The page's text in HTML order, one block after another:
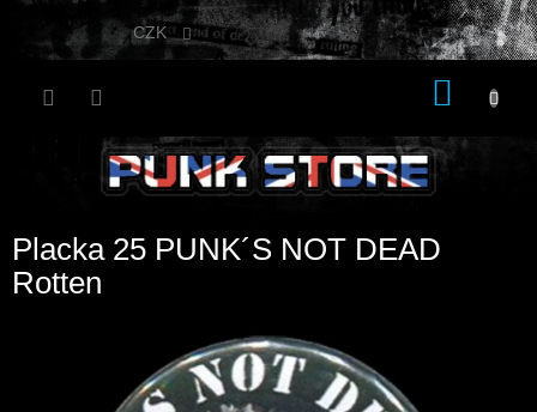
Přejít
CZK
Placka 25 PUNK´S NOT DEAD
Rotten